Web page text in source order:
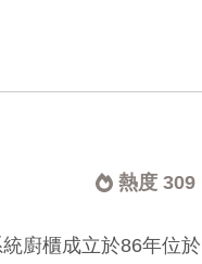
熱度 309
廚櫃成立於86年位於